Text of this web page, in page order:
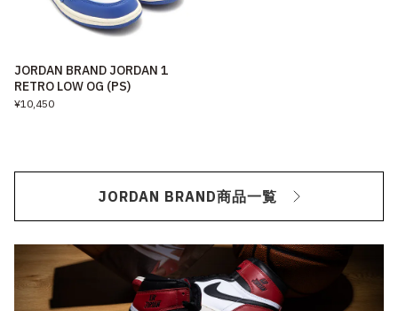
JORDAN BRAND JORDAN 1
RETRO LOW OG (PS)
¥10,450
JORDAN BRAND商品一覧